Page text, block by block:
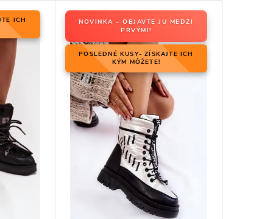
ICH
NOVINKA – OBJAVTE JU MEDZI
PRVÝMI!
POSLEDNÉ KUSY- ZÍSKAJTE ICH
KÝM MÔŽETE!